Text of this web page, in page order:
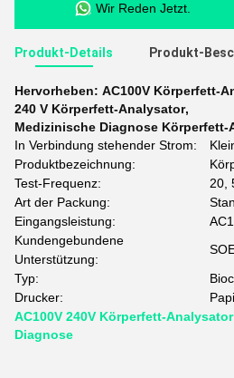
Wir Reden Jetzt.
Produkt-Details Produkt-
Hervorheben: AC100V Körperfett-
240 V Körperfett-Analysator,
Medizinische Diagnose
In Verbindung stehender Strom:
Produktbezeichnung:
Test-Frequenz:
20,
Art der Packung:
Eingangsleistung:
Kundengebundene
Unterstützung:
Typ:
Drucker:
AC100V 240V Körperfett-
Diagnose